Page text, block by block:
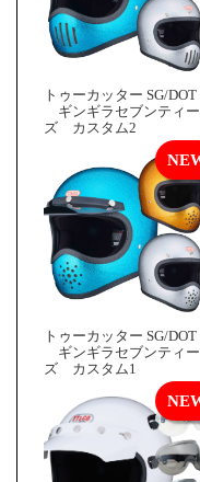
トゥーカッター SG/DOT
ギンギラセブンティー
ズ カスタム2
トゥーカッター SG/DOT
ギンギラセブンティー
ズ カスタム1